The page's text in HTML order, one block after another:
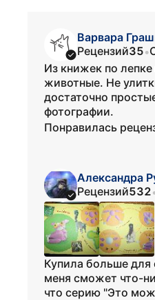
Варвара
Рецензий35•
Из книжек по
животные. Не
достаточно
фотографии.
Понравилась
Александра
Рецензий532
Купила больше для
меня сможет что-
что серию "Это